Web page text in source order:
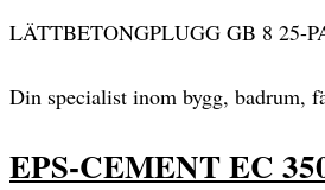
LÄTTBETONGPLUGG GB 8 25-
Din specialist inom bygg, badrum,
EPS-CEMENT EC